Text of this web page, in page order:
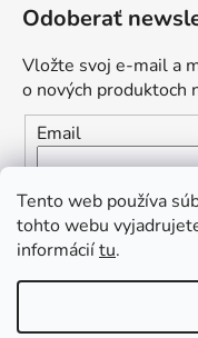
Tento web používa
tohto webu
informáciítu.
Odoberať
Vložte svoj e-mail a
o nových produktoch
Email
Vložením e-mailu
osobných údajov